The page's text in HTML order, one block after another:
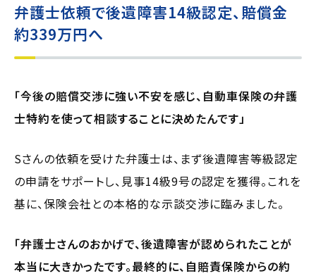
弁護士依頼で後遺障害14級認定、賠償金
約339万円へ
「今後の賠償交渉に強い不安を感じ、自動車保険の弁護
士特約を使って相談することに決めたんです」
Sさんの依頼を受けた弁護士は、まず後遺障害等級認定
の申請をサポートし、見事14級9号の認定を獲得。これを
基に、保険会社との本格的な示談交渉に臨みました。
「弁護士さんのおかげで、後遺障害が認められたことが
本当に大きかったです。最終的に、自賠責保険からの約